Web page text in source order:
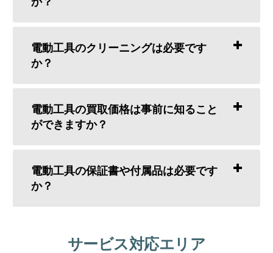
電動工具のクリーニングは必要です
か？
電動工具の買取価格は事前に知ること
ができますか？
電動工具の保証書や付属品は必要です
か？
サービス対応エリア